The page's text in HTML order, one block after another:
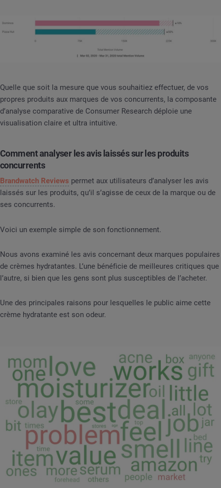
Quelle que soit la mesure que vous souhaitiez effectuer, de vos
propres produits aux marques de vos concurrents, la composante
d’analyse comparative de Consumer Research déploie une
visualisation claire et ultra intuitive.
Comment analyser les avis laissés sur les produits
concurrents
Brandwatch Reviews permet aux utilisateurs d’analyser les avis
laissés sur les produits, qu’il s’agisse de ceux de la marque ou de
ses concurrents.
Voici un exemple simple de son fonctionnement.
Nous avons examiné les avis concernant deux marques populaires
de crèmes hydratantes. L’une bénéficie de meilleures critiques que
l’autre, si bien que les gens sont plus susceptibles de l’acheter.
Une des principales raisons pour lesquelles le public aime cette
crème hydratante est son odeur.